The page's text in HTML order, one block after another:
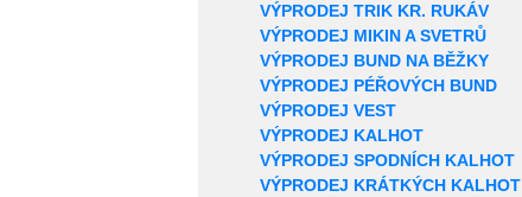
VÝPRODEJ TRIK KR. RUKÁV
VÝPRODEJ MIKIN A SVETRŮ
VÝPRODEJ BUND NA BĚŽKY
VÝPRODEJ PÉŘOVÝCH BUND
VÝPRODEJ VEST
VÝPRODEJ KALHOT
VÝPRODEJ SPODNÍCH KALHOT
VÝPRODEJ KRÁTKÝCH KALHOT